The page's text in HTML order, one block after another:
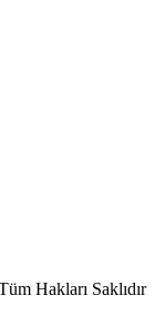
Hakları Saklıdır